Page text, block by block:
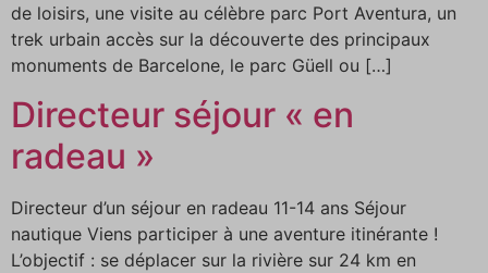
de loisirs, une visite au célèbre parc Port Aventura, un
trek urbain accès sur la découverte des principaux
monuments de Barcelone, le parc Güell ou […]
Directeur séjour « en
radeau »
Directeur d’un séjour en radeau 11-14 ans Séjour
nautique Viens participer à une aventure itinérante !
L’objectif : se déplacer sur la rivière sur 24 km en